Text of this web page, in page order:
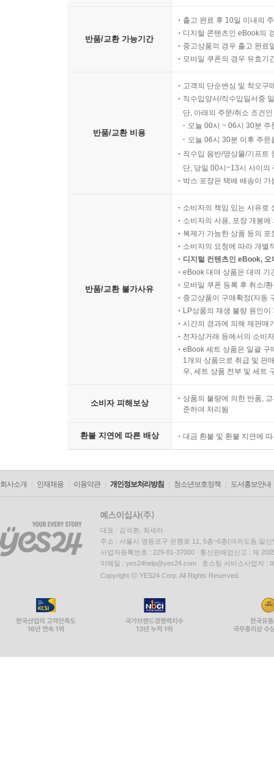
반품/교환 가능기간
출고 완료 후 10일 이내의
디지털 콘텐츠인 eBook의
중고상품의 경우 출고 완료
모바일 쿠폰의 경우 유효기
반품/교환 비용
고객의 단순변심 및 착오구
직수입양서/직수입일서중
단, 아래의 주문/취소 조건
오늘 00시 ~ 06시 30분
오늘 06시 30분 이후 주
직수입 음반/영상물/기프트
단, 당일 00시~13시 사이의
박스 포장은 택배 배송이
반품/교환 불가사유
소비자의 책임 있는 사유로
소비자의 사용, 포장 개봉
복제가 가능한 상품 등의
소비자의 요청에 따라 개별
디지털 컨텐츠인 eBook,
eBook 대여 상품은 대여 기
모바일 쿠폰 등록 후 취소/
중고상품이 구매확정(자동
LP상품의 재생 불량 원인
시간의 경과에 의해 재판매
전자상거래 등에서의 소비
eBook 세트 상품은 일괄 구
1개의 상품으로 취급 및 판
우, 세트 상품 전부 및 세트
소비자 피해보상
상품의 불량에 의한 반품,
준하여 처리됨
환불 지연에 따른 배상 대금 환불 및 환불 지연에
회사소개 인재채용 이용약관 개인정보처리방침 청소년보호정책 도서홍보안내
대표 : 김석환, 최세라
주소 : 서울시 영등포구 은행로 11, 5층~6층(여의도동,일신
사업자등록번호 : 229-81-37000 통신판매업신고 : 제
이메일 : yes24help@yes24.com 호스팅 서비스사업자 :
Copyright ⓒ YES24 Corp. All Rights Reserved.